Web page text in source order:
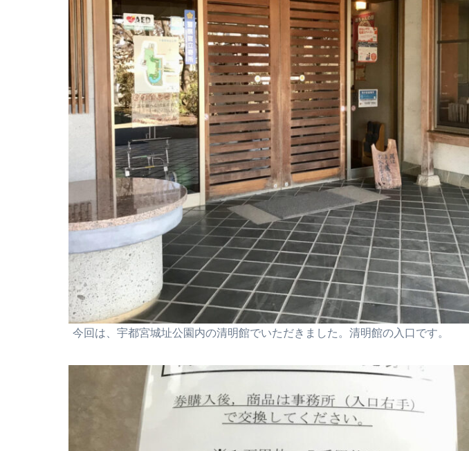
今回は、宇都宮城址公園内の清明館でいただきました。 清明館の入口です。